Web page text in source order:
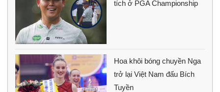
tích ở PGA Championship
Hoa khôi bóng chuyền Nga
trở lại Việt Nam đấu Bích
Tuyền